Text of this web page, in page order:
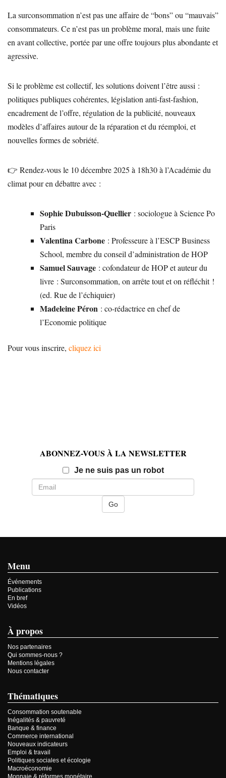
La surconsommation n’est pas une affaire de “bons” ou “mauvais”
consommateurs. Ce n’est pas un problème moral, mais une fuite
en avant collective, portée par une offre toujours plus abondante et
agressive.
Si le problème est collectif, les solutions doivent l’être aussi :
politiques publiques cohérentes, législation anti-fast-fashion,
encadrement de l’offre, régulation de la publicité, nouveaux
modèles d’affaires autour de la réparation et du réemploi, et
nouvelles formes de sobriété.
👉 Rendez-vous le 10 décembre 2025 à 18h30 à l’Académie du
climat pour en débattre avec :
Sophie Dubuisson-Quellier : sociologue à Science Po
Paris
Valentina Carbone : Professeure à l’ESCP Business
School, membre du conseil d’administration de HOP
Samuel Sauvage : cofondateur de HOP et auteur du
livre : Surconsommation, on arrête tout et on réfléchit !
(ed. Rue de l’échiquier)
Madeleine Péron : co-rédactrice en chef de
l’Economie politique
Pour vous inscrire, cliquez ici
ABONNEZ-VOUS À LA NEWSLETTER
Je ne suis pas un robotEmail
Menu
Événements
Publications
En bref
Vidéos
À propos
Nos partenaires
Qui sommes-nous ?
Mentions légales
Nous contacter
Thématiques
Consommation soutenable
Inégalités & pauvreté
Banque & finance
Commerce international
Nouveaux indicateurs
Emploi & travail
Politiques sociales et écologie
Macroéconomie
Monnaie & réformes monétaire